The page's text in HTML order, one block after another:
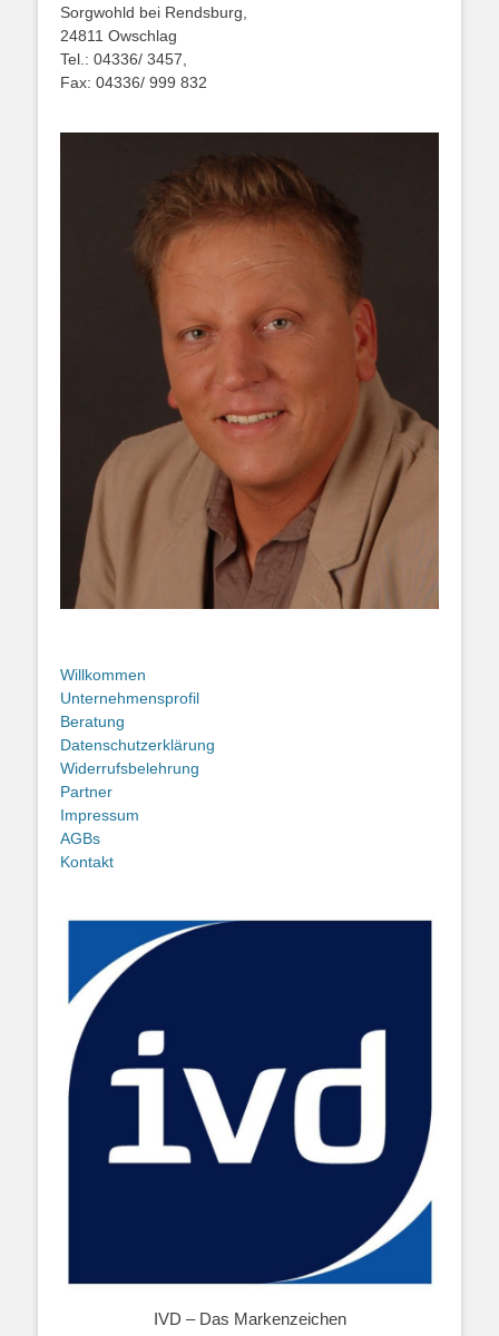
Sorgwohld bei Rendsburg,
24811 Owschlag
Tel.: 04336/ 3457,
Fax: 04336/ 999 832
Willkommen
Unternehmensprofil
Beratung
Datenschutzerklärung
Widerrufsbelehrung
Partner
Impressum
AGBs
Kontakt
IVD – Das Markenzeichen